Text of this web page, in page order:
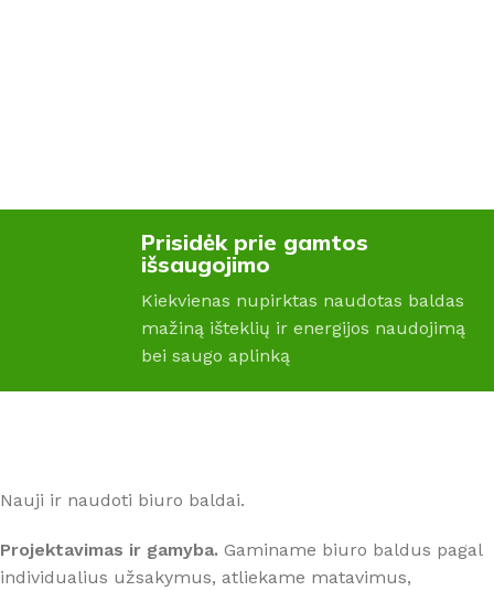
PREKĖS ŽENKLASPrisidėk prie gamtos
išsaugojimo
Kiekvienas nupirktas naudotas baldas
mažiną išteklių ir energijos naudojimą
bei saugo aplinką
Nauji ir naudoti biuro baldai.
Projektavimas ir gamyba. Gaminame biuro baldus pagal
individualius užsakymus, atliekame matavimus,